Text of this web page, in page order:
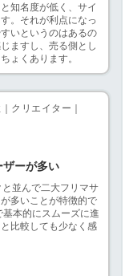
知名度が低く、サイ
。それが利点になっ
いというのはあるの
ますし、売る側とし
ょくあります。
クリエイター｜
ザーが多い
並んで二大フリマサ
多いことが特徴的で
本的にスムーズに進
比較しても少なく感